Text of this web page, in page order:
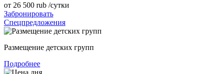
от 26 500 rub /сутки
Забронировать
Спецпредложения
Размещение детских групп
Подробнее